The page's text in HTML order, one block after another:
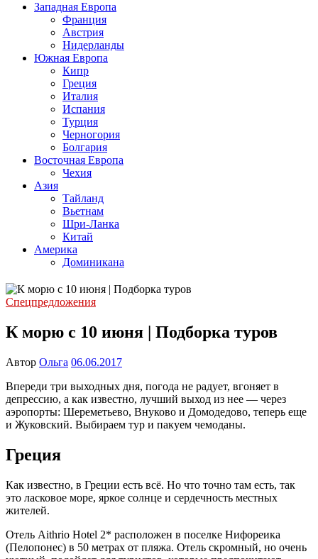
Западная Европа
Франция
Австрия
Нидерланды
Южная Европа
Кипр
Греция
Италия
Испания
Турция
Черногория
Болгария
Восточная Европа
Чехия
Азия
Тайланд
Вьетнам
Шри-Ланка
Китай
Америка
Доминикана
Спецпредложения
К морю с 10 июня | Подборка туров
Автор Ольга 06.06.2017
Впереди три выходных дня, погода не радует, вгоняет в
депрессию, а как известно, лучший выход из нее — через
аэропорты: Шереметьево, Внуково и Домодедово, теперь еще
и Жуковский. Выбираем тур и пакуем чемоданы.
Греция
Как известно, в Греции есть всё. Но что точно там есть, так
это ласковое море, яркое солнце и сердечность местных
жителей.
Отель Aithrio Hotel 2* расположен в поселке Нифореика
(Пелопонес) в 50 метрах от пляжа. Отель скромный, но очень